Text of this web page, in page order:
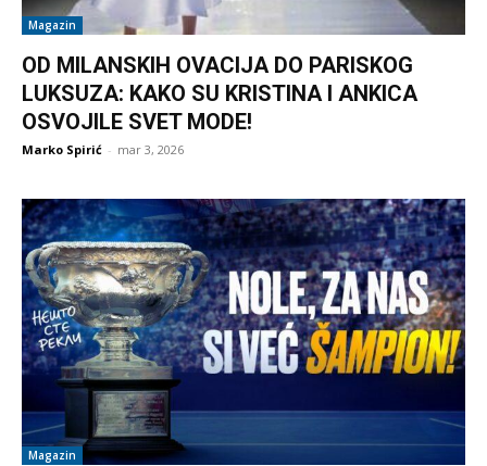
Magazin
OD MILANSKIH OVACIJA DO PARISKOG
LUKSUZA: KAKO SU KRISTINA I ANKICA
OSVOJILE SVET MODE!
Marko Spirić - mar 3, 2026
Magazin